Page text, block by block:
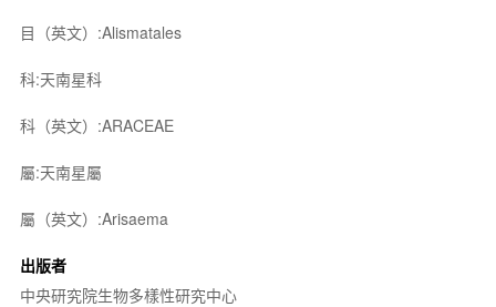
目（英文）:Alismatales
科:天南星科
科（英文）:ARACEAE
屬:天南星屬
屬（英文）:Arisaema
出版者
中央研究院生物多樣性研究中心